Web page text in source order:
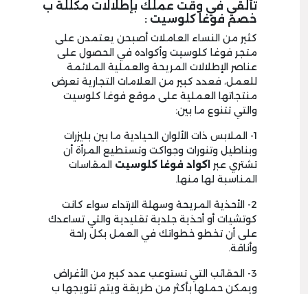
تألقي في وقت عملك بإطلالات مكللة ب
خصم فوغا كلوسيت :
كثير من النساء العاملات أصبحن يعتمدن على
متجر فوغا كلوسيت وأكواده في الحصول على
عناصر الإطلالات المريحة والعملية الملائمة
للعمل، فعدد كبير من العلامات التجارية تعرض
منتجاتها العملية على موقع فوغا كلوسيت
والتي تتنوع ما بين:
1- الملابس ذات الألوان الحيادية ما بين بليزرات
وبناطيل وتنورات وجواكت وتستطيع المرأة أن
تشتري عبر اكواد فوغا كلوسيت المقاسات
المناسبة لها منها.
2- الأحذية المريحة وسهلة الارتداء سواء كانت
كوتشيات أو أحذية جلدية تقليدية والتي تساعدك
على أن تخطو خطواتك في العمل بكل راحة
وأناقة.
3- الحقائب التي تستوعب عدد كبير من الأغراض
ويمكن حملها بأكثر من طريقة ويتم تتويجها ب